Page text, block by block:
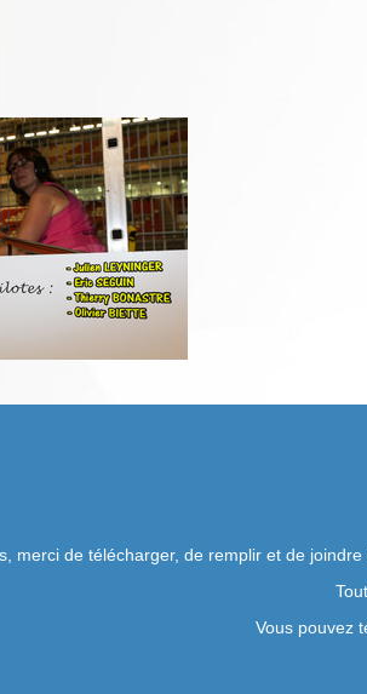
merci de télécharger, de remplir et de
Vous pouvez